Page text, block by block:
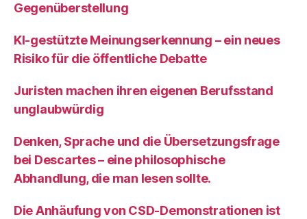
Gegenüberstellung
KI‑gestützte Meinungserkennung – ein neues
Risiko für die öffentliche Debatte
Juristen machen ihren eigenen Berufsstand
unglaubwürdig
Denken, Sprache und die Übersetzungsfrage
bei Descartes – eine philosophische
Abhandlung, die man lesen sollte.
Die Anhäufung von CSD-Demonstrationen ist